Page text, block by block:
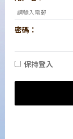
密碼：
保持登入